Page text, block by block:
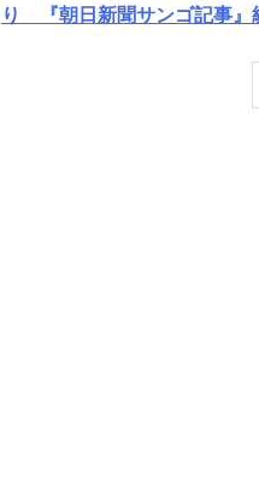
り 『朝日新聞サンゴ記事』